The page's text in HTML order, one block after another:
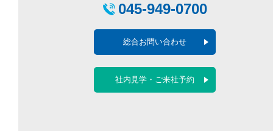
045-949-0700
総合お問い合わせ
社内見学・ご来社予約